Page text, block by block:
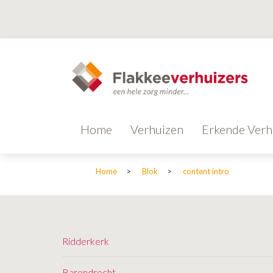
Home Verhuizen Erkende
Home > Blok > content intro
Ridderkerk